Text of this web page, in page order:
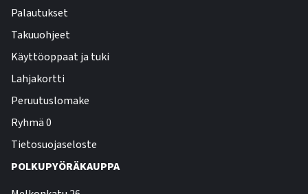
Palautukset
Takuuohjeet
Käyttöoppaat ja tuki
Lahjakortti
Peruutuslomake
Ryhmä 0
Tietosuojaseloste
POLKUPYÖRÄKAUPPA